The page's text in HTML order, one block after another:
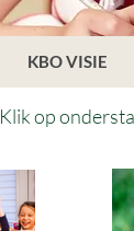
KBO VISIE
Klik op